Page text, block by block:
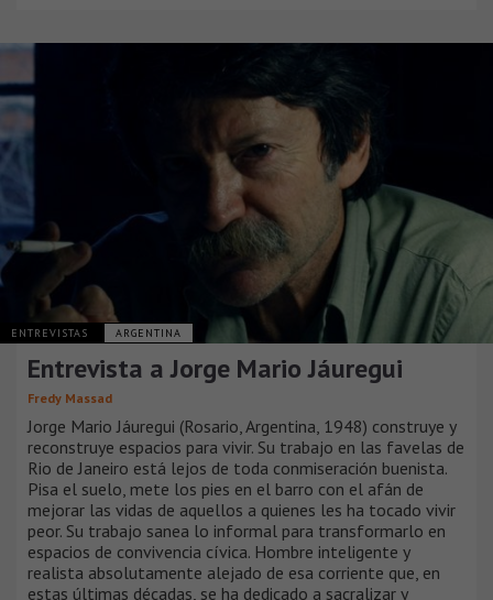
ENTREVISTAS ARGENTINA
Entrevista a Jorge Mario Jáuregui
Fredy Massad
Jorge Mario Jáuregui (Rosario, Argentina, 1948) construye y
reconstruye espacios para vivir. Su trabajo en las favelas de
Rio de Janeiro está lejos de toda conmiseración buenista.
Pisa el suelo, mete los pies en el barro con el afán de
mejorar las vidas de aquellos a quienes les ha tocado vivir
peor. Su trabajo sanea lo informal para transformarlo en
espacios de convivencia cívica. Hombre inteligente y
realista absolutamente alejado de esa corriente que, en
estas últimas décadas, se ha dedicado a sacralizar y